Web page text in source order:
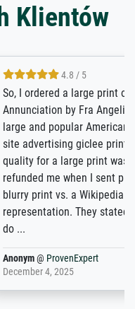
Klientów
The
from a very
"art/poster"
quality. The
atrocious. They
of the
they couldn't